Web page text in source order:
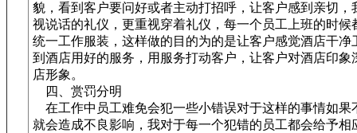
貌，看到客户要问好或者主动打招呼，让客户感到亲切，
视说话的礼仪，更重视穿着礼仪，每一个员工上班的时候
统一工作服装，这样做的目的为的是让客户感觉酒店干净
到酒店用好的服务，用服务打动客户，让客户对酒店印象
店形象。
四、赏罚分明
在工作中员工难免会犯一些小错误对于这样的事情如果
就会造成不良影响，我对于每一个犯错的员工都会给予相